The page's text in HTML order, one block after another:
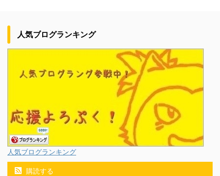
人気ブログランキング
人気ブログランキング
購読する